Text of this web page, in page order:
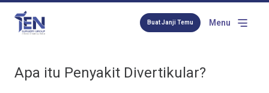
Buat Janji Temu Menu
Apa itu Penyakit Divertikular?